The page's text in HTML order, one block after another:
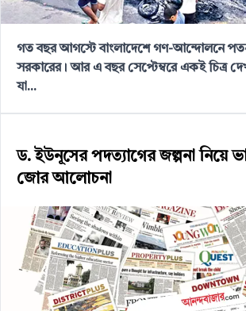
গত বছর আগস্টে বাংলাদেশে গণ-আন্দোলনে
সরকারের। আর এ বছর সেপ্টেম্বরে একই চিত্র
যা...
ড. ইউনূসের পদত্যাগের জল্পনা নিয়ে
জোর আলোচনা